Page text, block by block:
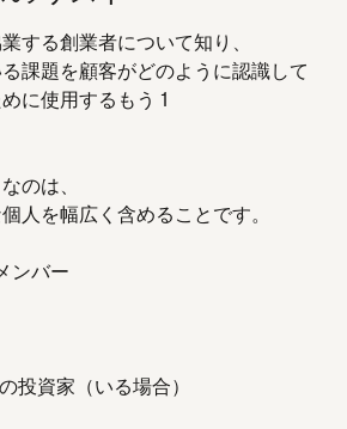
する創業者について知り、
課題を顧客がどのように認識して
に使用するもう 1
のは、
人を幅広く含めることです。
ンバー
投資家（いる場合）